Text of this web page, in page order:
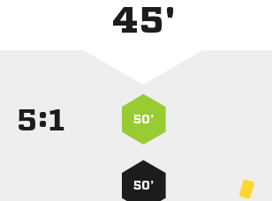
45'
: 50’
50’